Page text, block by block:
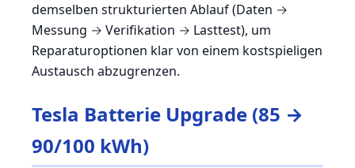
demselben strukturierten Ablauf (Daten →
Messung → Verifikation → Lasttest), um
Reparaturoptionen klar von einem kostspieligen
Austausch abzugrenzen.
Tesla Batterie Upgrade (85 →
90/100 kWh)